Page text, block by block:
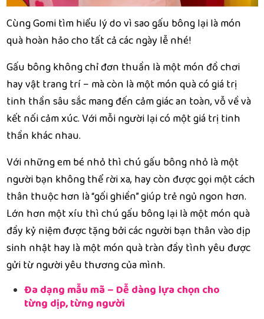
Cùng Gomi tìm hiểu lý do vì sao gấu bông lại là món
quà hoàn hảo cho tất cả các ngày lễ nhé!
Gấu bông không chỉ đơn thuần là một món đồ chơi
hay vật trang trí – mà còn là một món quà có giá trị
tinh thần sâu sắc mang đến cảm giác an toàn, vỗ về và
kết nối cảm xúc. Với mỗi người lại có một giá trị tinh
thần khác nhau.
Với những em bé nhỏ thì chú gấu bông nhỏ là một
người bạn không thể rời xa, hay còn được gọi một cách
thân thuộc hơn là “gối ghiền” giúp trẻ ngủ ngon hơn.
Lớn hơn một xíu thì chú gấu bông lại là một món quà
đầy kỷ niệm được tặng bởi các người bạn thân vào dịp
sinh nhật hay là một món quà tràn đầy tình yêu được
gửi từ người yêu thương của mình.
Đa dạng mẫu mã – Dễ dàng lựa chọn cho
từng dịp, từng người